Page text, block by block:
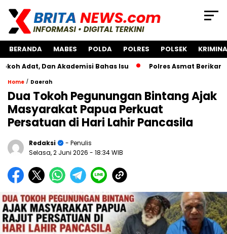
BERANDA MABES POLDA POLRES POLSEK
Dan Akademisi Bahas Isu Polres Asmat Berikan Bantuan
Home / Daerah
Dua Tokoh Pegunungan Bintang Ajak
Masyarakat Papua Perkuat
Persatuan di Hari Lahir Pancasila
Redaksi
- Penulis
Selasa, 2 Juni 2026 - 18:34 WIB